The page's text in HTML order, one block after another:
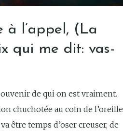
à l’appel, (La
qui me dit: vas-
de qui on est vraiment.
chuchotée au coin de l’oreille
être temps d’oser creuser, de